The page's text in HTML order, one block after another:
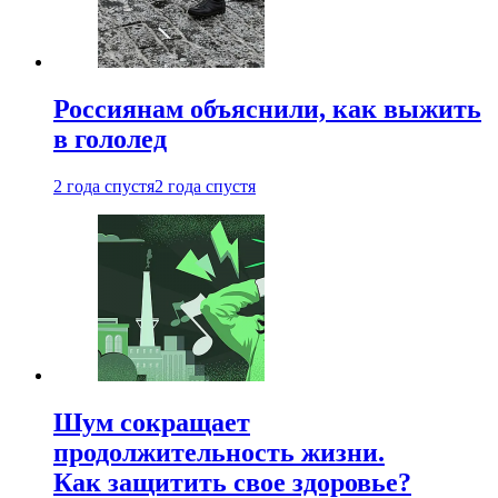
Россиянам объяснили, как выжить
в гололед
2 года спустя2 года спустя
Шум сокращает
продолжительность жизни.
Как защитить свое здоровье?